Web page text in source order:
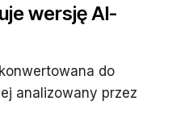
wersję AI-
do
analizowany przez